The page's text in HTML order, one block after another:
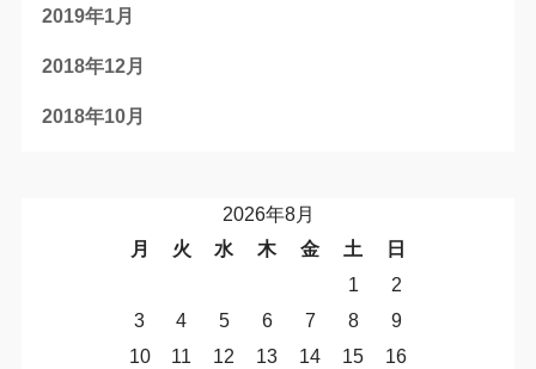
2019年1月
2018年12月
2018年10月
2026年8月
月
火 水 木 金 土 日
1
2
3
4 5 6 7 8
9
10
11 12 13 14 15
16